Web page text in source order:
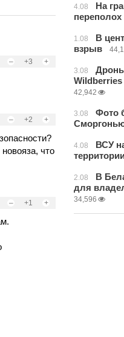
– +3 +
– +2 +
что
– +1 +
4.08
На
переполох
1.08
В
взрыв
3.08
42,942
3.08
Фото
4.08
ВСУ
2.08
В
для
34,596